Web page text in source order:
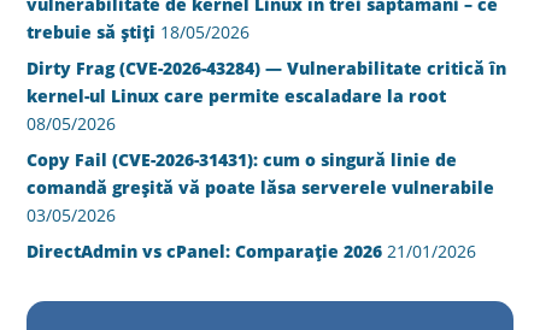
trebuie să știți 18/05/2026
Dirty Frag (CVE-2026-43284) — Vulnerabilitate critică în
kernel-ul Linux care permite escaladare la root
08/05/2026
Copy Fail (CVE-2026-31431): cum o singură linie de
comandă greșită vă poate lăsa serverele vulnerabile
03/05/2026
DirectAdmin vs cPanel: Comparație 2026 21/01/2026